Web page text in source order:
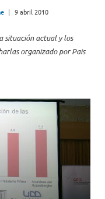
| 9 abril 2010
situación actual y los
organizado por Pais